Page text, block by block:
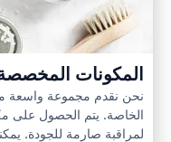
المكونات
نحن نقدم مجموعة واسعة
الخاصة. يتم الحصول على
لمراقبة صارمة للجودة.